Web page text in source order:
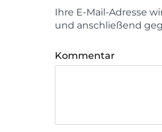
Ihre E-Mail-Adresse
und anschließend
Kommentar